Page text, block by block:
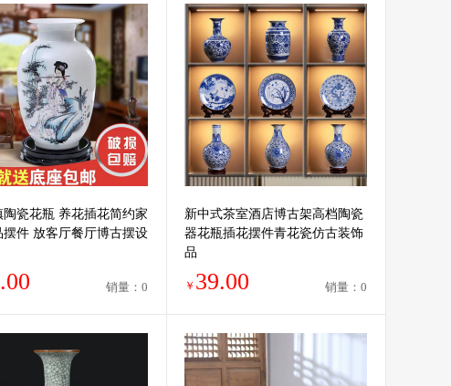
陶瓷花瓶 养花插花简约家
摆件 放客厅餐厅博古摆设
销量：0
新中式茶室酒店博古架高档陶瓷
器花瓶插花摆件青花瓷仿古装饰
品
￥ 39.00 销量：0